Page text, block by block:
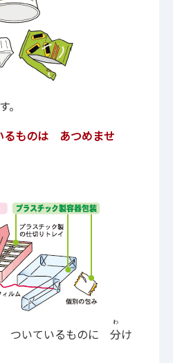
ものは あつめませ
ついているものに 分
わ
け